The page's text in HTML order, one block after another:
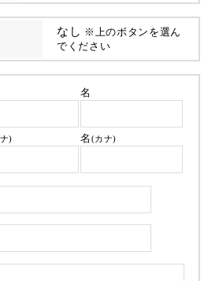
なし ※上のボタンを選ん
でください
名
) 名 (カナ)